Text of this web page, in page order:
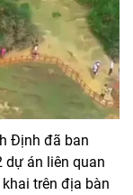
Định đã ban
dự án liên quan
trên địa bàn